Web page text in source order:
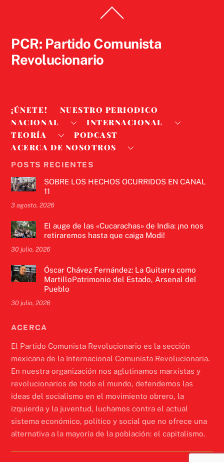
To
PCR: Partido Comunista
Revolucionario
¡ÚNETE!
NUESTRO PERIODICO
NACIONAL
INTERNACIONAL
TEORÍA
PODCAST
ACERCA DE NOSOTROS
POSTS RECIENTES
SOBRE LOS HECHOS OCURRIDOS EN CANAL
11
3 agosto, 2026
El auge de las «Cucarachas» de India: ¡no nos
retiraremos hasta que caiga Modi!
30 julio, 2026
Óscar Chávez Fernández: La Guitarra como
MartilloPatrimonio del Estado, Arsenal del
Pueblo
30 julio, 2026
ACERCA
El Partido Comunista Revolucionario es la sección
mexicana de la Internacional Comunista Revolucionaria.
En nuestra organización nos aglutinamos marxistas y
revolucionarios de todo el mundo, defendemos las
ideas del socialismo en el movimiento obrero, la
izquierda y la juventud, luchamos contra el actual
sistema económico, político y social que no ofrece una
alternativa a la mayoría de la población: el capitalismo.